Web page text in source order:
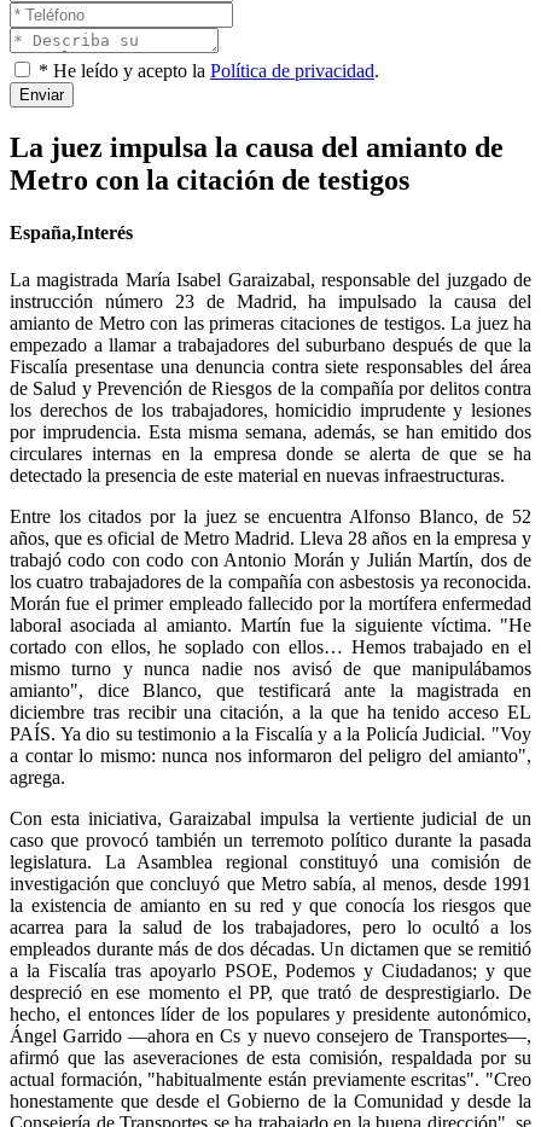
* He leído y acepto la Política de privacidad.
Enviar
La juez impulsa la causa del amianto de
Metro con la citación de testigos
España,Interés
La magistrada María Isabel Garaizabal, responsable del juzgado de
instrucción número 23 de Madrid, ha impulsado la causa del
amianto de Metro con las primeras citaciones de testigos. La juez ha
empezado a llamar a trabajadores del suburbano después de que la
Fiscalía presentase una denuncia contra siete responsables del área
de Salud y Prevención de Riesgos de la compañía por delitos contra
los derechos de los trabajadores, homicidio imprudente y lesiones
por imprudencia. Esta misma semana, además, se han emitido dos
circulares internas en la empresa donde se alerta de que se ha
detectado la presencia de este material en nuevas infraestructuras.
Entre los citados por la juez se encuentra Alfonso Blanco, de 52
años, que es oficial de Metro Madrid. Lleva 28 años en la empresa y
trabajó codo con codo con Antonio Morán y Julián Martín, dos de
los cuatro trabajadores de la compañía con asbestosis ya reconocida.
Morán fue el primer empleado fallecido por la mortífera enfermedad
laboral asociada al amianto. Martín fue la siguiente víctima. "He
cortado con ellos, he soplado con ellos… Hemos trabajado en el
mismo turno y nunca nadie nos avisó de que manipulábamos
amianto", dice Blanco, que testificará ante la magistrada en
diciembre tras recibir una citación, a la que ha tenido acceso EL
PAÍS. Ya dio su testimonio a la Fiscalía y a la Policía Judicial. "Voy
a contar lo mismo: nunca nos informaron del peligro del amianto",
agrega.
Con esta iniciativa, Garaizabal impulsa la vertiente judicial de un
caso que provocó también un terremoto político durante la pasada
legislatura. La Asamblea regional constituyó una comisión de
investigación que concluyó que Metro sabía, al menos, desde 1991
la existencia de amianto en su red y que conocía los riesgos que
acarrea para la salud de los trabajadores, pero lo ocultó a los
empleados durante más de dos décadas. Un dictamen que se remitió
a la Fiscalía tras apoyarlo PSOE, Podemos y Ciudadanos; y que
despreció en ese momento el PP, que trató de desprestigiarlo. De
hecho, el entonces líder de los populares y presidente autonómico,
Ángel Garrido —ahora en Cs y nuevo consejero de Transportes—,
afirmó que las aseveraciones de esta comisión, respaldada por su
actual formación, "habitualmente están previamente escritas". "Creo
honestamente que desde el Gobierno de la Comunidad y desde la